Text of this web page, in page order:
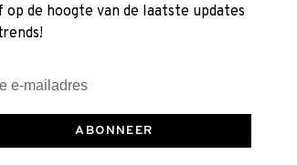
op de hoogte van de laatste updates
ABONNEER